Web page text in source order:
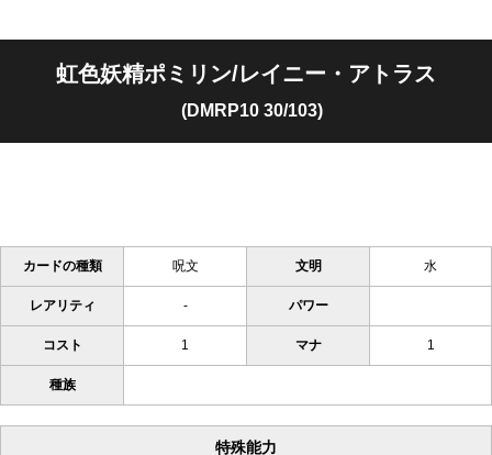
虹色妖精ポミリン/レイニー・アトラス
(DMRP10 30/103)
カードの種類 呪文 文明 水
レアリティ - パワー
コスト 1 マナ 1
種族
特殊能力